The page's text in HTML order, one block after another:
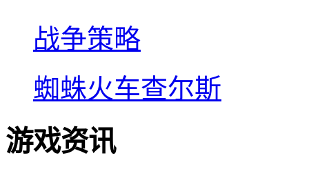
战争策略
蜘蛛火车查尔斯
游戏资讯